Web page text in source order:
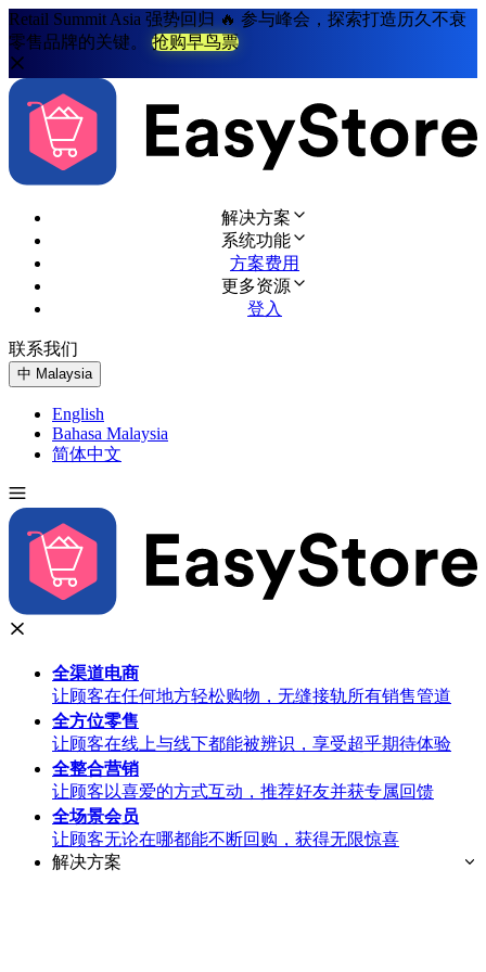
Retail Summit Asia 强势回归 🔥 参与峰会，探索打造历久不衰
零售品牌的关键。
抢购早鸟票
解决方案
系统功能
方案费用
更多资源
登入
联系我们
中 Malaysia
English
Bahasa Malaysia
简体中文
全渠道电商
让顾客在任何地方轻松购物，无缝接轨所有销售管道
全方位零售
让顾客在线上与线下都能被辨识，享受超乎期待体验
全整合营销
让顾客以喜爱的方式互动，推荐好友并获专属回馈
全场景会员
让顾客无论在哪都能不断回购，获得无限惊喜
解决方案